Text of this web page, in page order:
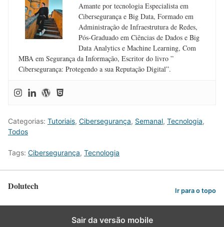
Amante por tecnologia Especialista em
Cibersegurança e Big Data, Formado em
Administração de Infraestrutura de Redes,
Pós-Graduado em Ciências de Dados e Big
Data Analytics e Machine Learning, Com
MBA em Segurança da Informação, Escritor do livro ”
Cibersegurança: Protegendo a sua Reputação Digital”.
Categorias: Tutoriais, Cibersegurança, Semanal, Tecnologia,
Todos
Tags: Cibersegurança, Tecnologia
Dolutech Ir para o topo
Sair da versão mobile